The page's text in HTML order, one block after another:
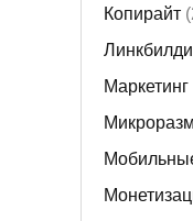
Копирайт
Маркетинг